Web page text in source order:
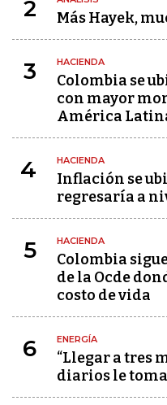
2 Más Hayek,
3 HACIENDA
Colombia se
con mayor
América
4 HACIENDA
Inflación se
regresaría a
5 HACIENDA
Colombia
de la Ocde
costo de vida
6 ENERGÍA
“Llegar a tres
diarios le